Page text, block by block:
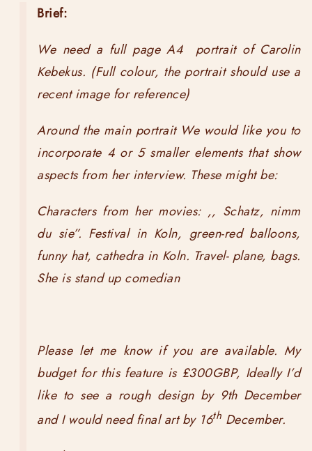
Brief:
We need a full page A4 portrait of Carolin
Kebekus. (Full colour, the portrait should use a
recent image for reference)
Around the main portrait We would like you to
incorporate 4 or 5 smaller elements that show
aspects from her interview. These might be:
Characters from her movies: ,, Schatz, nimm
du sie”. Festival in Koln, green-red balloons,
funny hat, cathedra in Koln. Travel- plane, bags.
She is stand up comedian
Please let me know if you are available. My
budget for this feature is £300GBP, Ideally I’d
like to see a rough design by 9th December
and I would need final art by 16th December.